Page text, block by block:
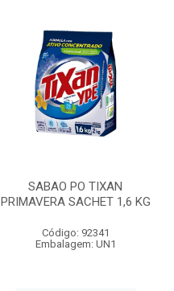
SABAO PO TIXAN
PRIMAVERA SACHET 1,6 KG
Código: 92341
Embalagem: UN1